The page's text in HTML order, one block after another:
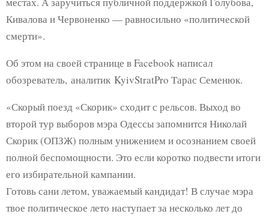
Кивалова и Червоненко — равносильно «политической
смерти».
Об этом на своей странице в Facebook написал
обозреватель, аналитик KyivStratPro Тарас Семенюк.
«Скорый поезд «Скорик» сходит с рельсов. Выход во
второй тур выборов мэра Одессы запомнится Николай
Скорик (ОПЗЖ) полным унижением и осознанием своей
полной беспомощности. Это если коротко подвести итоги
его избирательной кампании.
Готовь сани летом, уважаемый кандидат! В случае мэра
твое политическое лето наступает за несколько лет до